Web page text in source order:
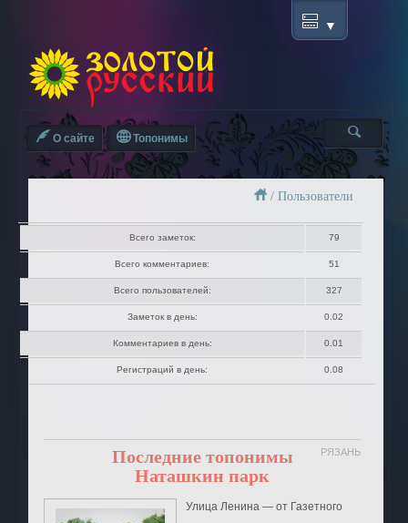
О сайте Топонимы
/ Пользователи
Всего заметок: 79
Всего комментариев: 51
Всего пользователей: 327
Заметок в день: 0.02
Комментариев в день: 0.01
Регистраций в день: 0.08
Последние топонимы РЯЗАНЬ
Наташкин парк
Улица Ленина ― от Газетного